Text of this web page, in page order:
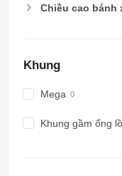
Chiều cao bánh
Khung
Mega
Khung gầm ống